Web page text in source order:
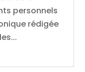
personnels
rédigée